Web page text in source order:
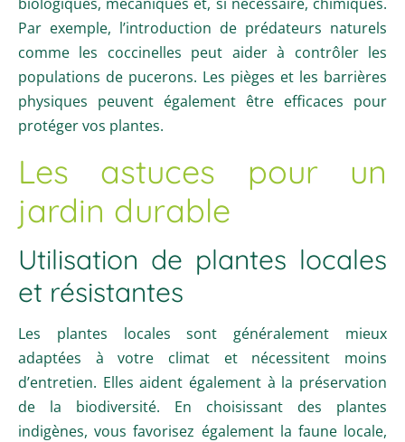
Par exemple, l’introduction de prédateurs naturels
comme les coccinelles peut aider à contrôler les
populations de pucerons. Les pièges et les barrières
physiques peuvent également être efficaces pour
protéger vos plantes.
Les astuces pour un
jardin durable
Utilisation de plantes locales
et résistantes
Les plantes locales sont généralement mieux
adaptées à votre climat et nécessitent moins
d’entretien. Elles aident également à la préservation
de la biodiversité. En choisissant des plantes
indigènes, vous favorisez également la faune locale,